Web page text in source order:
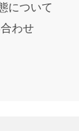
について
わせ